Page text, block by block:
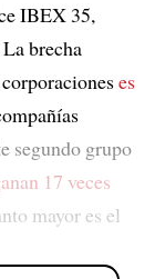
IBEX 35,
brecha
es
segundo grupo
17 veces
mayor es el